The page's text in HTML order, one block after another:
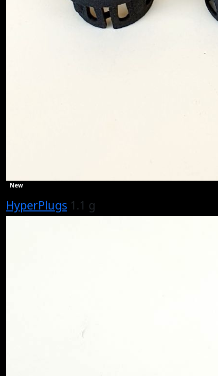
New
HyperPlugs 1.1 g